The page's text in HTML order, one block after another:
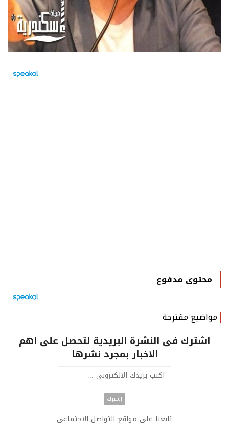
محتوى مدفوع
مواضيع مقترحة
اشترك فى النشرة البريدية لتحصل على اهم
الاخبار بمجرد نشرها
تابعنا على مواقع التواصل الاجتماعى